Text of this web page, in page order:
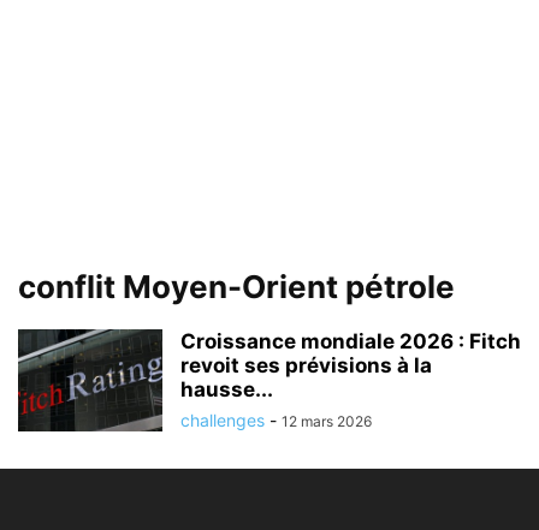
conflit Moyen-Orient pétrole
Croissance mondiale 2026 : Fitch
revoit ses prévisions à la
hausse...
challenges - 12 mars 2026